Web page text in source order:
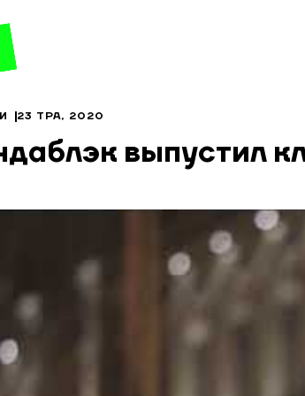
23 ТРА, 2020
выпустил